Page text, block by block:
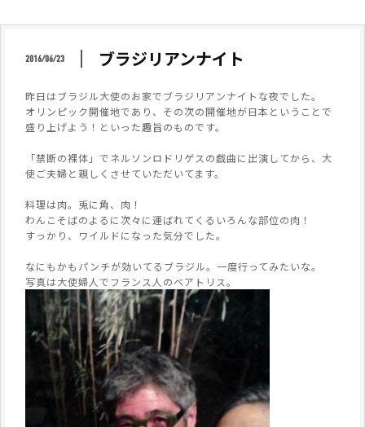
2016/06/23 ブラジリアンナイト
昨日はブラジル大使のお家でブラジリアンナイトな夜でした。
オリンピック開催地であり、その次の開催地が日本ということで
盛り上げよう！といった趣旨のものです。
「禁断の裸体」でネルソンロドリゲスの戯曲に出演してから、大
使ご夫婦と親しくさせていただいてます。
料理は肉。兎に角、肉！
わんこそばのよるに次々に運ばれてくるいろんな部位の肉！
すっかり、ワイルドになった気分でした。
なにもかもパンチが効いてるブラジル。一度行ってみたいな。
写真は大使婦人でフランス人のベアトリス。